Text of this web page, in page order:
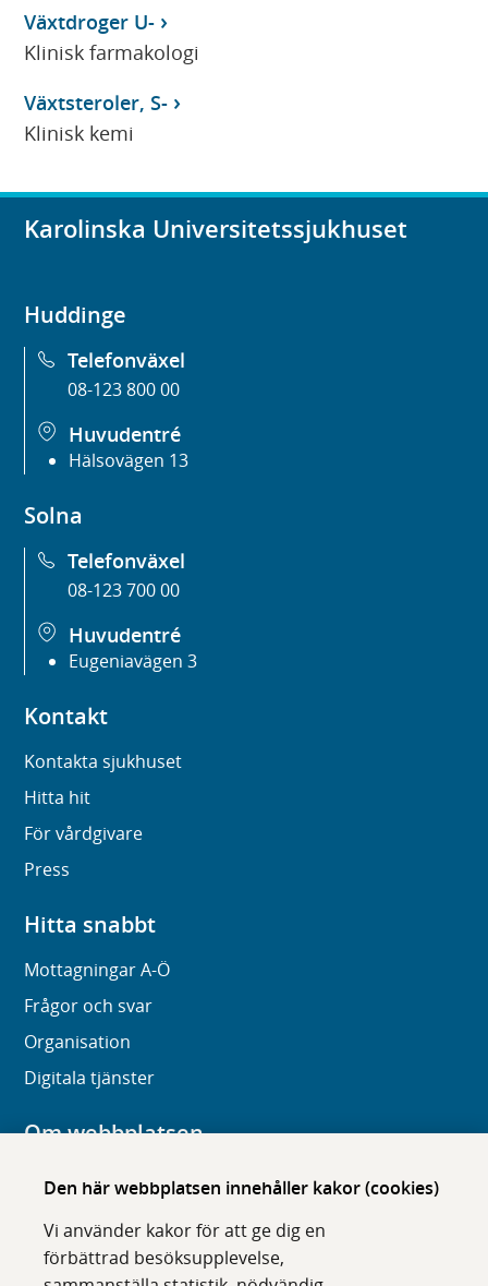
Den här webbplatsen innehåller kakor (cookies)
Vi använder kakor för att ge dig en
förbättrad besöksupplevelse,
Växtdroger U-
Klinisk farmakologi
Växtsteroler, S-
Klinisk kemi
Karolinska Universitetssjukhuset
Huddinge
Telefonväxel
08-123 800 00
Huvudentré
Hälsovägen 13
Solna
Telefonväxel
08-123 700 00
Huvudentré
Eugeniavägen 3
Kontakt
Kontakta sjukhuset
Hitta hit
För vårdgivare
Press
Hitta snabbt
Mottagningar A-Ö
Frågor och svar
Organisation
Digitala tjänster
Om webbplatsen
Om karolinska.se
Tillgänglighet